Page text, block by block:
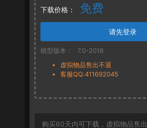
下载价格： 免费
请先登录
模型版本：
7.0-2018
虚拟物品售出不退
客服QQ:411692045
购买60天内可下载，虚拟物品售出